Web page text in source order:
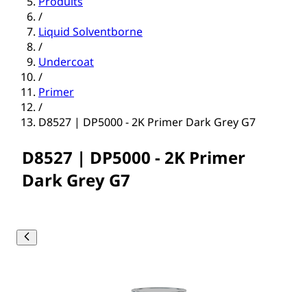
/
Liquid Solventborne
/
Undercoat
/
Primer
/
D8527 | DP5000 - 2K Primer Dark Grey G7
D8527 | DP5000 - 2K Primer
Dark Grey G7